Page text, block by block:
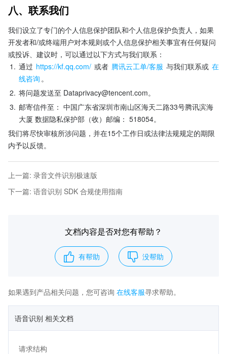
八、联系我们
我们设立了专门的个人信息保护团队和个人信息保护负责人，如果
开发者和/或终端用户对本规则或个人信息保护相关事宜有任何疑问
或投诉、建议时，可以通过以下方式与我们联系：
1. 通过 https://kf.qq.com/ 或者 腾讯云工单/客服 与我们联系或 在
线咨询 。
2. 将问题发送至 Dataprivacy@tencent.com。
3. 邮寄信件至： 中国广东省深圳市南山区海天二路33号腾讯滨海
大厦 数据隐私保护部（收）邮编： 518054。
我们将尽快审核所涉问题，并在15个工作日或法律法规规定的期限
内予以反馈。
上一篇: 录音文件识别极速版
下一篇: 语音识别 SDK 合规使用指南
文档内容是否对您有帮助？
有帮助 没帮助
如果遇到产品相关问题，您可咨询 在线客服寻求帮助。
语音识别 相关文档
请求结构